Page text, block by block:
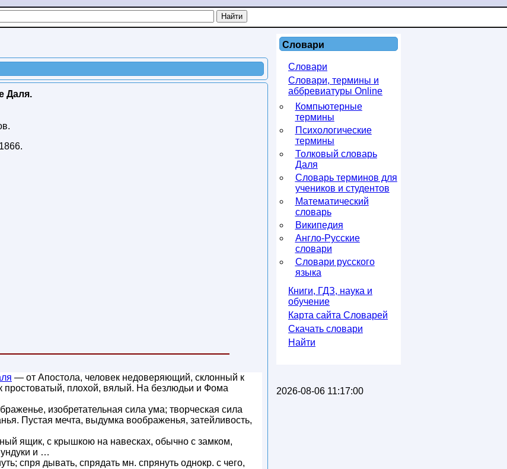
Даля.
.
— от Апостола, человек недоверяющий, склонный к
плохой, вялый. На безлюдьи и Фома
изобретательная сила ума; творческая сила
Пустая мечта, выдумка воображенья, затейливость,
ящик, с крышкою на навесках, обычно с замком,
и …
спря дывать, спрядать мн. спрянуть однокр. с чего,
Словари
Словари
Словари, термины и
аббревиатуры Online
Компьютерные
термины
Психологические
термины
Толковый словарь
Даля
Словарь терминов для
учеников и студентов
Математический
словарь
Википедия
Англо-Русские
словари
Словари русского
языка
Книги, ГДЗ, наука и
обучение
Карта сайта Словарей
Скачать словари
Найти
2026-08-06 11:17:00